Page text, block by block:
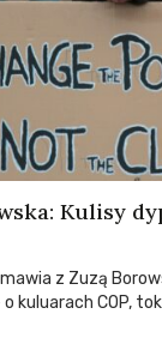
Kulisy
z Zuzą
o kuluarach COP,